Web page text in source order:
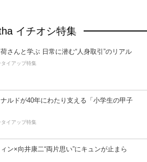
イチオシ特集
さんと学ぶ 日常に潜む“人身取引”のリアル
タイアップ特集
ルドが40年にわたり支える「小学生の甲子
タイアップ特集
ン×向井康二“両片思い”にキュンが止まら